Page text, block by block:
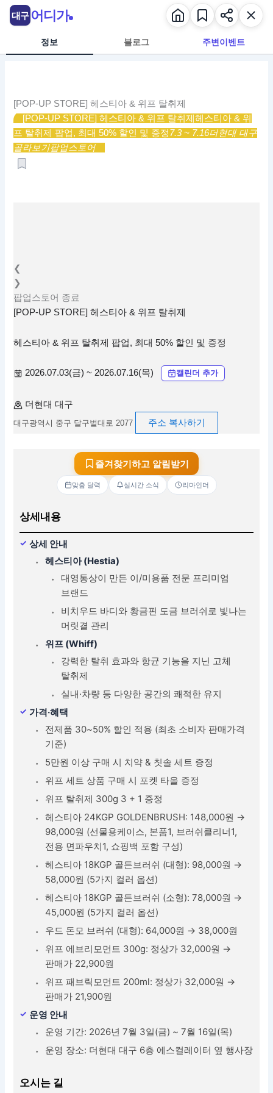
정보 블로그 주변이벤트
[POP-UP STORE] 헤스티아 & 위프 탈취제
[POP-UP STORE] 헤스티아 & 위프 탈취제헤스티아 & 위
프 탈취제 팝업, 최대 50% 할인 및 증정7.3 ~ 7.16더현대 대구
골라보기팝업스토어
❮
❯
팝업스토어 종료
[POP-UP STORE] 헤스티아 & 위프 탈취제
헤스티아 & 위프 탈취제 팝업, 최대 50% 할인 및 증정
2026.07.03(금) ~ 2026.07.16(목) 캘린더 추가
더현대 대구
대구광역시 중구 달구벌대로 2077 주소 복사하기
즐겨찾기하고 알림받기
맞춤 달력 실시간 소식 리마인더
상세내용
상세 안내
헤스티아 (Hestia)
대영통상이 만든 이/미용품 전문 프리미엄
브랜드
비치우드 바디와 황금핀 도금 브러쉬로 빛나는
머릿결 관리
위프 (Whiff)
강력한 탈취 효과와 항균 기능을 지닌 고체
탈취제
실내·차량 등 다양한 공간의 쾌적한 유지
가격·혜택
전제품 30~50% 할인 적용 (최초 소비자 판매가격
기준)
5만원 이상 구매 시 치약 & 칫솔 세트 증정
위프 세트 상품 구매 시 포켓 타올 증정
위프 탈취제 300g 3 + 1 증정
헤스티아 24KGP GOLDENBRUSH: 148,000원 →
98,000원 (선물용케이스, 본품1, 브러쉬클리너1,
전용 면파우치1, 쇼핑백 포함 구성)
헤스티아 18KGP 골든브러쉬 (대형): 98,000원 →
58,000원 (5가지 컬러 옵션)
헤스티아 18KGP 골든브러쉬 (소형): 78,000원 →
45,000원 (5가지 컬러 옵션)
우드 돈모 브러쉬 (대형): 64,000원 → 38,000원
위프 에브리모먼트 300g: 정상가 32,000원 →
판매가 22,900원
위프 패브릭모먼트 200ml: 정상가 32,000원 →
판매가 21,900원
운영 안내
운영 기간: 2026년 7월 3일(금) ~ 7월 16일(목)
운영 장소: 더현대 대구 6층 에스컬레이터 옆 행사장
오시는 길
대구 어디가